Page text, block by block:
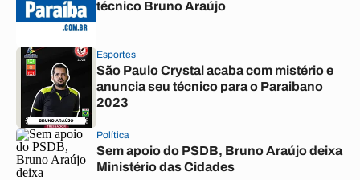
técnico Bruno Araújo
Esportes
São Paulo Crystal acaba com mistério e
anuncia seu técnico para o Paraibano
2023
Política
Sem apoio do PSDB, Bruno Araújo deixa
Ministério das Cidades